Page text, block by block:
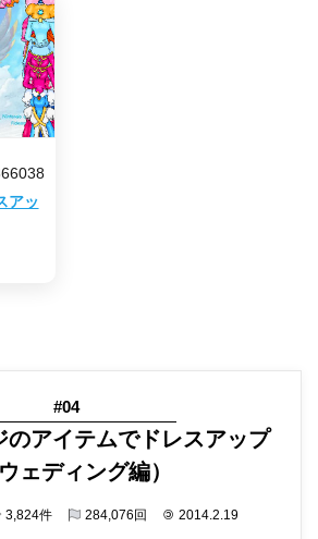
アッ
#04
のアイテムでドレスアップ
ウェディング編）
3,824件 284,076回 © 2014.2.19